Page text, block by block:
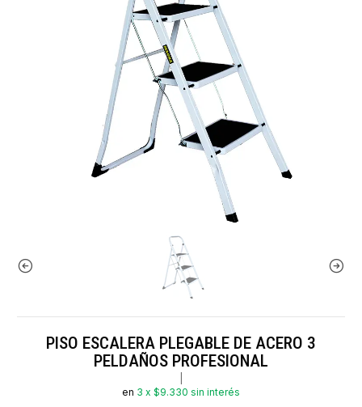
PISO ESCALERA PLEGABLE DE ACERO 3
PELDAÑOS PROFESIONAL
en 3 x $9.330 sin interés